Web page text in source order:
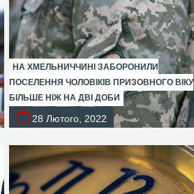
НА ХМЕЛЬНИЧЧИНІ ЗАБОРОНИЛИ
ПОСЕЛЕННЯ ЧОЛОВІКІВ ПРИЗОВНОГО ВІКУ
БІЛЬШЕ НІЖ НА ДВІ ДОБИ
28 Лютого, 2022